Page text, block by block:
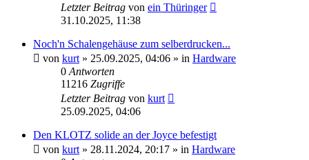
Letzter Beitrag von ein Thüringer
31.10.2025, 11:38
Noch'n Schalengehäuse zum selberdrucken...
von kurt » 25.09.2025, 04:06 » in Hardware
0 Antworten
11216 Zugriffe
Letzter Beitrag von kurt
25.09.2025, 04:06
Den KLOTZ solide an der Joyce befestigt
von kurt » 28.11.2024, 20:17 » in Hardware